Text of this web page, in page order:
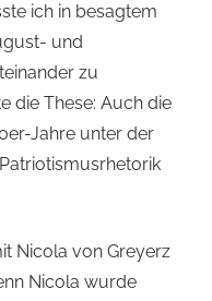
ich in besagtem
und
zu
die These: Auch die
Jahre unter der
Nicola von Greyerz
Nicola wurde